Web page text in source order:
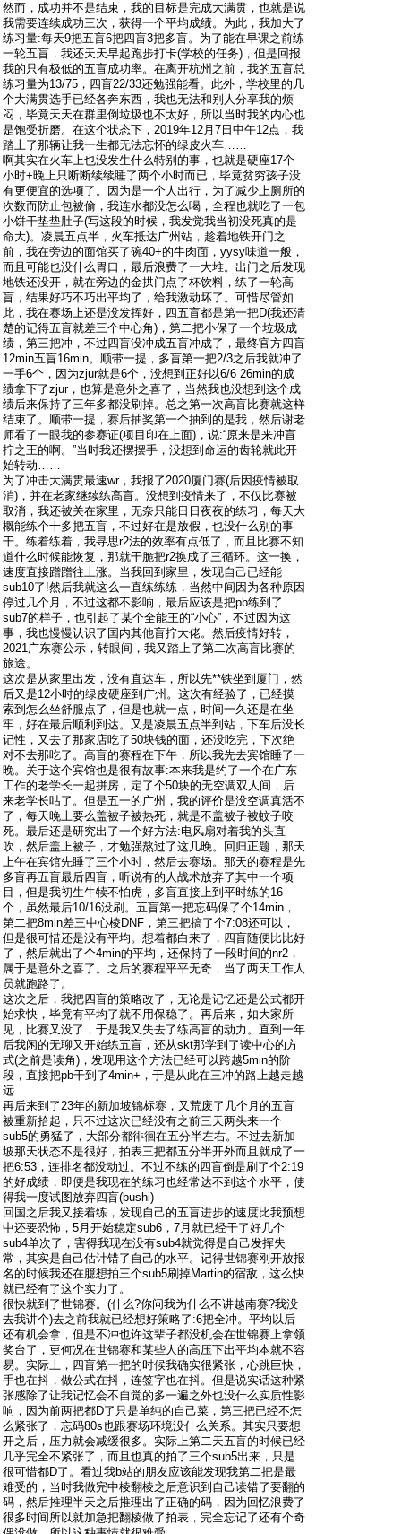
然而，成功并不是结束，我的目标是完成大满贯，也就是说
我需要连续成功三次，获得一个平均成绩。为此，我加大了
练习量:每天9把五盲6把四盲3把多盲。为了能在早课之前练
一轮五盲，我还天天早起跑步打卡(学校的任务)，但是回报
我的只有极低的五盲成功率。在离开杭州之前，我的五盲总
练习量为13/75，四盲22/33还勉强能看。此外，学校里的几
个大满贯选手已经各奔东西，我也无法和别人分享我的烦
闷，毕竟天天在群里倒垃圾也不太好，所以当时我的内心也
是饱受折磨。在这个状态下，2019年12月7日中午12点，我
踏上了那辆让我一生都无法忘怀的绿皮火车……
啊其实在火车上也没发生什么特别的事，也就是硬座17个
小时+晚上只断断续续睡了两个小时而已，毕竟贫穷孩子没
有更便宜的选项了。因为是一个人出行，为了减少上厕所的
次数而防止包被偷，我连水都没怎么喝，全程也就吃了一包
小饼干垫垫肚子(写这段的时候，我发觉我当初没死真的是
命大)。凌晨五点半，火车抵达广州站，趁着地铁开门之
前，我在旁边的面馆买了碗40+的牛肉面，yysy味道一般，
而且可能也没什么胃口，最后浪费了一大堆。出门之后发现
地铁还没开，就在旁边的金拱门点了杯饮料，练了一轮高
盲，结果好巧不巧出平均了，给我激动坏了。可惜尽管如
此，我在赛场上还是没发挥好，四五盲都是第一把D(我还清
楚的记得五盲就差三个中心角)，第二把小保了一个垃圾成
绩，第三把冲，不过四盲没冲成五盲冲成了，最终官方四盲
12min五盲16min。顺带一提，多盲第一把2/3之后我就冲了
一手6个，因为zjur就是6个，没想到正好以6/6 26min的成
绩拿下了zjur，也算是意外之喜了，当然我也没想到这个成
绩后来保持了三年多都没刷掉。总之第一次高盲比赛就这样
结束了。顺带一提，赛后抽奖第一个抽到的是我，然后谢老
师看了一眼我的参赛证(项目印在上面)，说:“原来是来冲盲
拧之王的啊。”当时我还摆摆手，没想到命运的齿轮就此开
始转动……
为了冲击大满贯最速wr，我报了2020厦门赛(后因疫情被取
消)，并在老家继续练高盲。没想到疫情来了，不仅比赛被
取消，我还被关在家里，无奈只能日日夜夜的练习，每天大
概能练个十多把五盲，不过好在是放假，也没什么别的事
干。练着练着，我寻思r2法的效率有点低了，而且比赛不知
道什么时候能恢复，那就干脆把r2换成了三循环。这一换，
速度直接蹭蹭往上涨。当我回到家里，发现自己已经能
sub10了!然后我就这么一直练练练，当然中间因为各种原因
停过几个月，不过这都不影响，最后应该是把pb练到了
sub7的样子，也引起了某个全能王的“小心”，不过因为这
事，我也慢慢认识了国内其他盲拧大佬。然后疫情好转，
2021广东赛公示，转眼间，我又踏上了第二次高盲比赛的
旅途。
这次是从家里出发，没有直达车，所以先**铁坐到厦门，然
后又是12小时的绿皮硬座到广州。这次有经验了，已经摸
索到怎么坐舒服点了，但是也就一点，时间一久还是在坐
牢，好在最后顺利到达。又是凌晨五点半到站，下车后没长
记性，又去了那家店吃了50块钱的面，还没吃完，下次绝
对不去那吃了。高盲的赛程在下午，所以我先去宾馆睡了一
晚。关于这个宾馆也是很有故事:本来我是约了一个在广东
工作的老学长一起拼房，定了个50块的无空调双人间，后
来老学长咕了。但是五一的广州，我的评价是没空调真活不
了，每天晚上要么盖被子被热死，就是不盖被子被蚊子咬
死。最后还是研究出了一个好方法:电风扇对着我的头直
吹，然后盖上被子，才勉强熬过了这几晚。回归正题，那天
上午在宾馆先睡了三个小时，然后去赛场。那天的赛程是先
多盲再五盲最后四盲，听说有的人战术放弃了其中一个项
目，但是我初生牛犊不怕虎，多盲直接上到平时练的16
个，虽然最后10/16没刷。五盲第一把忘码保了个14min，
第二把8min差三中心棱DNF，第三把搞了个7:08还可以，
但是很可惜还是没有平均。想着都白来了，四盲随便比比好
了，然后就出了个4min的平均，还保持了一段时间的nr2，
属于是意外之喜了。之后的赛程平平无奇，当了两天工作人
员就跑路了。
这次之后，我把四盲的策略改了，无论是记忆还是公式都开
始求快，毕竟有平均了就不用保稳了。再后来，如大家所
见，比赛又没了，于是我又失去了练高盲的动力。直到一年
后我闲的无聊又开始练五盲，还从skt那学到了读中心的方
式(之前是读角)，发现用这个方法已经可以跨越5min的阶
段，直接把pb干到了4min+，于是从此在三冲的路上越走越
远……
再后来到了23年的新加坡锦标赛，又荒废了几个月的五盲
被重新拾起，只不过这次已经没有之前三天两头来一个
sub5的勇猛了，大部分都徘徊在五分半左右。不过去新加
坡那天状态不是很好，拍表三把都五分半开外而且就成了一
把6:53，连排名都没动过。不过不练的四盲倒是刷了个2:19
的好成绩，即便是我现在的练习也经常达不到这个水平，使
得我一度试图放弃四盲(bushi)
回国之后我又接着练，发现自己的五盲进步的速度比我预想
中还要恐怖，5月开始稳定sub6，7月就已经干了好几个
sub4单次了，害得我现在没有sub4就觉得是自己发挥失
常，其实是自己估计错了自己的水平。记得世锦赛刚开放报
名的时候我还在臆想拍三个sub5刷掉Martin的宿敌，这么快
就已经有了这个实力了。
很快就到了世锦赛。(什么?你问我为什么不讲越南赛?我没
去我讲个)去之前我就已经想好策略了:6把全冲。平均以后
还有机会拿，但是不冲也许这辈子都没机会在世锦赛上拿领
奖台了，更何况在世锦赛和某些人的高压下出平均本就不容
易。实际上，四盲第一把的时候我确实很紧张，心跳巨快，
手也在抖，做公式在抖，连签字也在抖。但是说实话这种紧
张感除了让我记忆会不自觉的多一遍之外也没什么实质性影
响，因为前两把都D了只是单纯的自己菜，第三把已经不怎
么紧张了，忘码80s也跟赛场环境没什么关系。其实只要想
开之后，压力就会减缓很多。实际上第二天五盲的时候已经
几乎完全不紧张了，而且也真的拍了三个sub5出来，只是
很可惜都D了。看过我b站的朋友应该能发现我第二把是最
难受的，当时我做完中棱翻棱之后意识到自己读错了要翻的
码，然后推理半天之后推理出了正确的码，因为回忆浪费了
很多时间所以就加急把翻棱做了拍表，完全忘记了还有个奇